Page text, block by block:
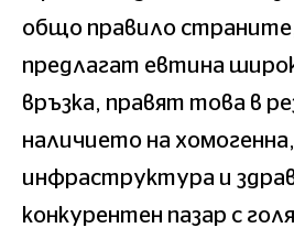
общо правило
предлагат евтина
връзка, правят това в
наличието на
инфраструктура и
конкурентен пазар с